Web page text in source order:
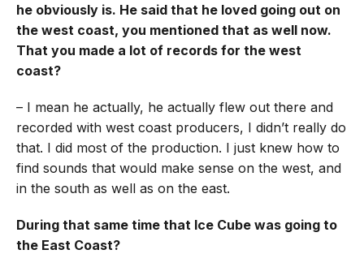
he obviously is. He said that he loved going out on
the west coast, you mentioned that as well now.
That you made a lot of records for the west
coast?
– I mean he actually, he actually flew out there and
recorded with west coast producers, I didn’t really do
that. I did most of the production. I just knew how to
find sounds that would make sense on the west, and
in the south as well as on the east.
During that same time that Ice Cube was going to
the East Coast?